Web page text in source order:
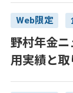
Web限定
野村年金
用実績と取